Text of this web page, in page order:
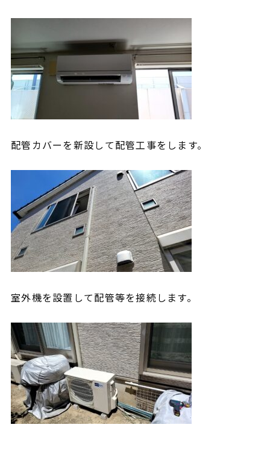
配管カバーを新設して配管工事をします。
室外機を設置して配管等を接続します。